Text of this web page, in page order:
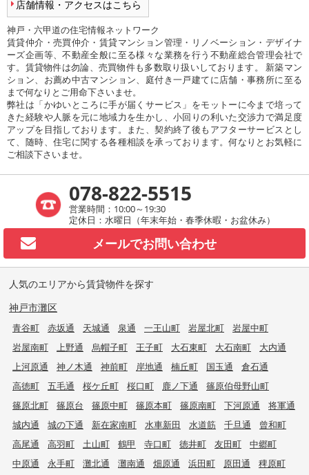
店舗情報・アクセスはこちら
神戸・六甲道の住宅情報ネットワーク
賃貸仲介・売買仲介・賃貸マンション管理・リノベーション・デザイナ
ーズ企画等、不動産全般に至る様々な業務を行う不動産総合管理会社で
す。賃貸物件は勿論、売買物件も多数取り扱いしております。 新築マン
ション、お薦め中古マンション、庭付き一戸建てに店舗・事務所に至る
まで何なりとご用命下さいませ。
弊社は「かゆいところに手が届くサービス」をモットーに今まで培って
きた経験や人脈を元に地域力を生かし、小回りの利いた交渉力で満足度
アップを目指しております。また、契約終了後もアフターサービスとし
て、随時、住宅に関する各種相談を承っております。何なりとお気軽に
ご相談下さいませ。
078-822-5515
営業時間：10:00～19:30
定休日：水曜日（年末年始・春季休暇・お盆休み）
メールでお問い合わせ
人気のエリアから賃貸物件を探す
神戸市灘区
青谷町 赤坂通 天城通 泉通 一王山町 岩屋北町
岩屋中町
岩屋南町
上野通 烏帽子町 王子町 大石東町 大石南町
大内通
上河原通
神ノ木通 神前町 岸地通 楠丘町 国玉通
倉石通
高徳町
五毛通 桜ケ丘町 桜口町 鹿ノ下通
篠原伯母野山町
篠原北町
篠原台 篠原中町 篠原本町 篠原南町 下河原通
将軍通
城内通
城の下通 新在家南町 水車新田 水道筋 千旦通
曾和町
高尾通
高羽町 土山町 鶴甲 寺口町 徳井町 友田町
中郷町
中原通
永手町 灘北通 灘南通 畑原通 浜田町 原田通
稗原町